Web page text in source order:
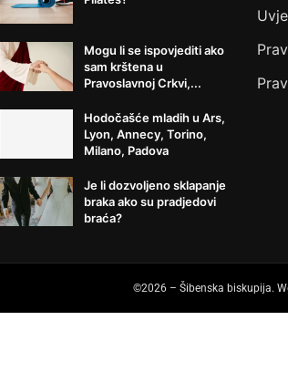
Mogu li se ispovjediti ako
sam krštena u
Pravoslavnoj Crkvi,...
Hodočašće mladih u Ars,
Lyon, Annecy, Torino,
Milano, Padova
Je li dozvoljeno sklapanje
braka ako su pradjedovi
braća?
©2026 – Šibenska biskupija.